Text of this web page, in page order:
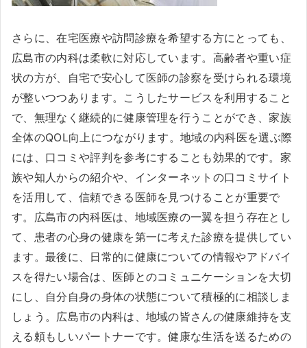
さらに、在宅医療や訪問診療を希望する方にとっても、
広島市の内科は柔軟に対応しています。高齢者や重い症
状の方が、自宅で安心して医師の診察を受けられる環境
が整いつつあります。こうしたサービスを利用すること
で、無理なく継続的に健康管理を行うことができ、家族
全体のQOL向上につながります。地域の内科医を選ぶ際
には、口コミや評判を参考にすることも効果的です。家
族や知人からの紹介や、インターネットの口コミサイト
を活用して、信頼できる医師を見つけることが重要で
す。広島市の内科医は、地域医療の一翼を担う存在とし
て、患者の心身の健康を第一に考えた診療を提供してい
ます。最後に、日常的に健康についての情報やアドバイ
スを得たい場合は、医師とのコミュニケーションを大切
にし、自分自身の身体の状態について積極的に相談しま
しょう。広島市の内科は、地域の皆さんの健康維持を支
える頼もしいパートナーです。健康な生活を送るための